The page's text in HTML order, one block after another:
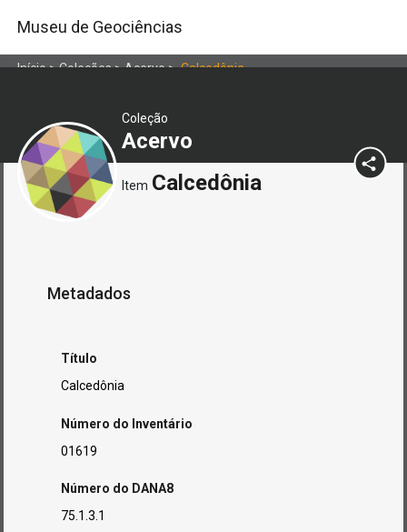
Museu de Geociências
Início>Coleções>Acervo>Calcedônia
Coleção
Acervo
Item Calcedônia
Metadados
Título
Calcedônia
Número do Inventário
01619
Número do DANA8
75.1.3.1